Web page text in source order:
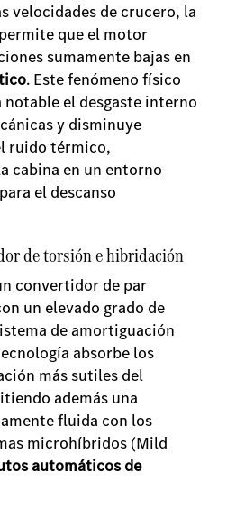
velocidades de crucero, la
que el motor
sumamente bajas en
. Este fenómeno físico
notable el desgaste interno
y disminuye
ruido térmico,
cabina en un entorno
el descanso
de torsión e hibridación
convertidor de par
un elevado grado de
de amortiguación
absorbe los
más sutiles del
además una
fluida con los
microhíbridos (Mild
automáticos de